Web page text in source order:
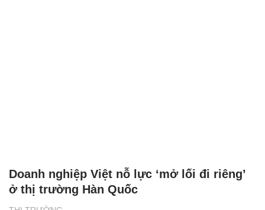
Doanh nghiệp Việt nỗ lực ‘mở lối đi riêng’
ở thị trường Hàn Quốc